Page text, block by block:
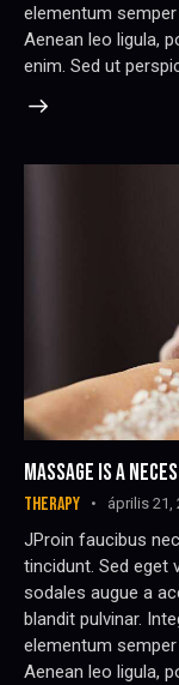
elementum
Aenean leo ligula,
enim. Sed ut
MASSAGE IS A
THERAPY április 21,
JProin faucibus
tincidunt. Sed eget
sodales augue a
blandit pulvinar.
elementum
Aenean leo ligula,